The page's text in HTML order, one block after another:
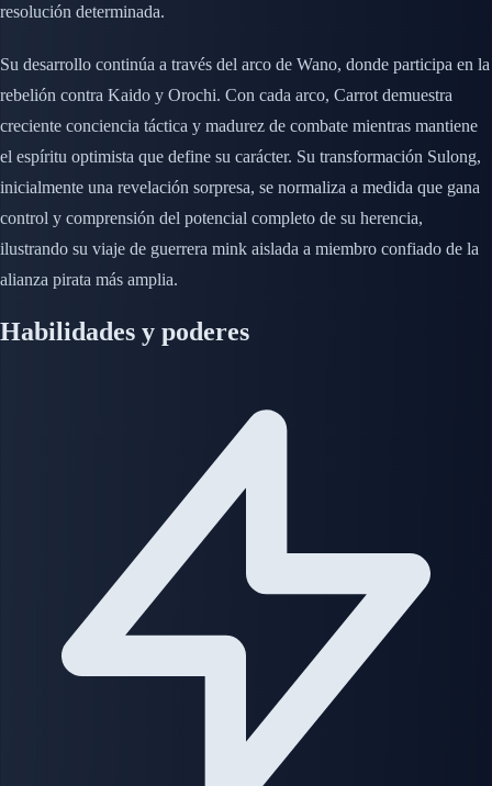
resolución determinada.
Su desarrollo continúa a través del arco de Wano, donde participa en la
rebelión contra Kaido y Orochi. Con cada arco, Carrot demuestra
creciente conciencia táctica y madurez de combate mientras mantiene
el espíritu optimista que define su carácter. Su transformación Sulong,
inicialmente una revelación sorpresa, se normaliza a medida que gana
control y comprensión del potencial completo de su herencia,
ilustrando su viaje de guerrera mink aislada a miembro confiado de la
alianza pirata más amplia.
Habilidades y poderes